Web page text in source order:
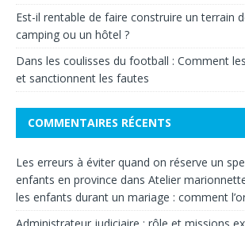
Est-il rentable de faire construire un terrain
camping ou un hôtel ?
Dans les coulisses du football : Comment
et sanctionnent les fautes
COMMENTAIRES RÉCENTS
Les erreurs à éviter quand on réserve un
enfants en province dans Atelier
les enfants durant un mariage : comment